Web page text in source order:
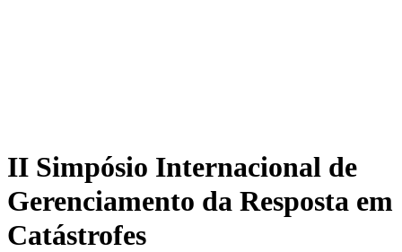
II Simpósio Internacional de
Gerenciamento da Resposta em
Catástrofes